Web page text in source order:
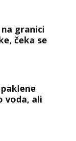
granici
čeka se
voda, ali